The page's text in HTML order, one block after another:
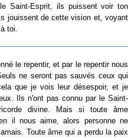
Saint-Esprit, ils puissent voir ton
jouissent de cette vision et, voyant
toi.
le repentir, et par le repentir nous
ne seront pas sauvés ceux qui
que je vois leur désespoir, et je
Ils n'ont pas connu par le Saint-
divine. Mais si toute âme
il nous aime, alors personne ne
Toute âme qui a perdu la paix